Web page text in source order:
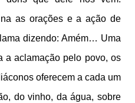
as orações e a ação de
dizendo: Amém… Uma
a aclamação pelo povo, os
oferecem a cada um
do vinho, da água, sobre